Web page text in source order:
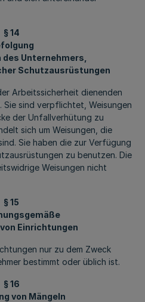
§ 14
des Unternehmers,
Schutzausrüstungen
Arbeitssicherheit dienenden
Sie sind verpflichtet, Weisungen
der Unfallverhütung zu
sich um Weisungen, die
Sie haben die zur Verfügung
zu benutzen. Die
Weisungen nicht
§ 15
Einrichtungen
nur zu dem Zweck
bestimmt oder üblich ist.
§ 16
von Mängeln